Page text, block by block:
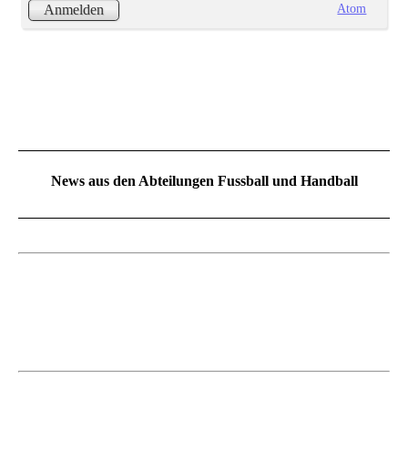
Anmelden
Atom
News aus den Abteilungen Fussball und Handball